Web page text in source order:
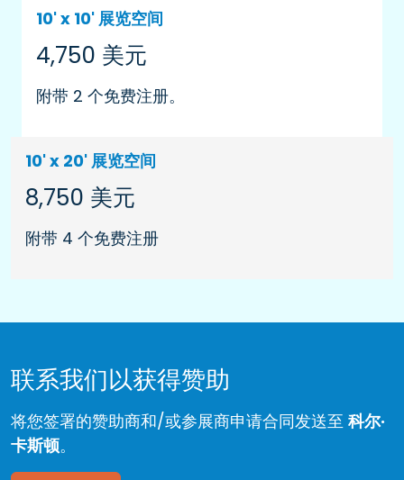
10' x 10' 展览空间
4,750 美元
附带 2 个免费注册。
10' x 20' 展览空间
8,750 美元
附带 4 个免费注册
联系我们以获得赞助
将您签署的赞助商和/或参展商申请合同发送至 科尔·
卡斯顿。